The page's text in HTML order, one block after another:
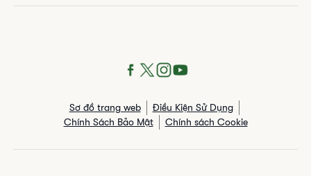
Sơ đồ trang web
Điều Kiện Sử Dụng
Chính Sách Bảo Mật
Chính sách Cookie